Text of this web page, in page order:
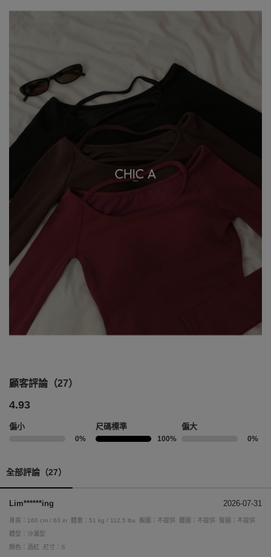
顧客評論（27）
4.93
偏小
0%
尺碼標準
100%
偏大
0%
全部評論（27）
Lim******ing 2026-07-31
身高：160 cm / 63 in 體重：51 kg / 112.5 lbs 胸圍：不提供 腰圍：不提供
臀圍：不提供
體型：沙漏型
顏色：酒紅
尺寸：S